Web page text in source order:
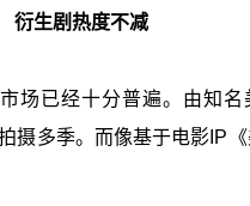
衍生剧热度不减
场已经十分普遍。由知
摄多季。而像基于电影IP